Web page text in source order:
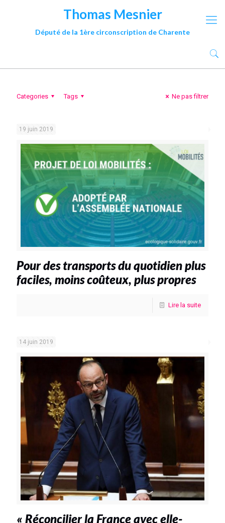
Thomas Mesnier
Député de la 1ère circonscription de Charente
Categories Tags Ne pas filtrer
19 juin 2019
Pour des transports du quotidien plus
faciles, moins coûteux, plus propres
Lire la suite
14 juin 2019
« Réconcilier la France avec elle-